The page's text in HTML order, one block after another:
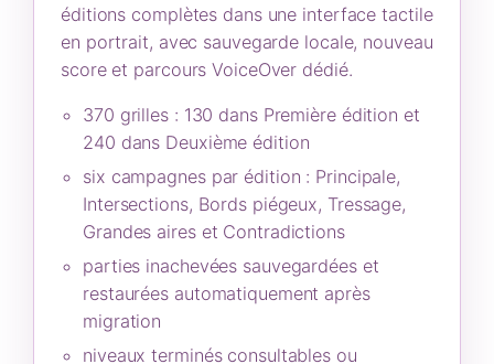
éditions complètes dans une interface tactile
en portrait, avec sauvegarde locale, nouveau
score et parcours VoiceOver dédié.
370 grilles : 130 dans Première édition et
240 dans Deuxième édition
six campagnes par édition : Principale,
Intersections, Bords piégeux, Tressage,
Grandes aires et Contradictions
parties inachevées sauvegardées et
restaurées automatiquement après
migration
niveaux terminés consultables ou